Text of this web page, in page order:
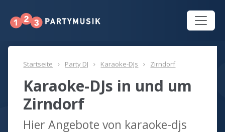
Startseite Party DJ Karaoke-DJs Zirndorf
Karaoke-DJs in und um
Zirndorf
Hier Angebote von karaoke-djs